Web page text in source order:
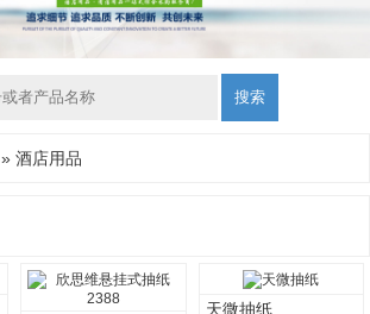
搜索
» 酒店用品
天微抽纸